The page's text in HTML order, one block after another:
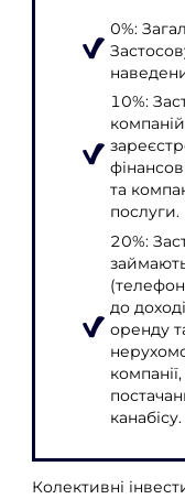
0%:
10%:
та
послуги.
20%:
до
оренду
канабісу.
Колективні